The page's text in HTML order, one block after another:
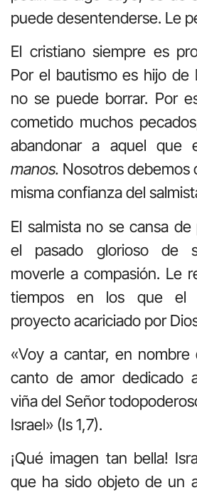
puede desentenderse. Le
El cristiano siempre es
Por el bautismo es hijo de
no se puede borrar. Por
cometido muchos
abandonar a aquel
manos. Nosotros debemos
misma confianza del
El salmista no se cansa
el pasado glorioso de
moverle a compasión. Le
tiempos en los que el
proyecto acariciado por
«Voy a cantar, en
canto de amor dedicado
viña del Señor
Israel» (Is 1,7).
¡Qué imagen tan bella!
que ha sido objeto de un